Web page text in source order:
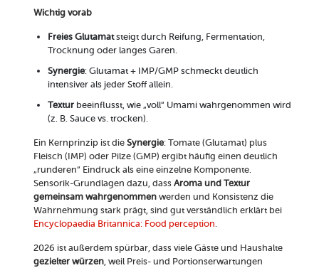
Wichtig vorab
Freies Glutamatsteigt durch Reifung, Fermentation,
Trocknung oder langes Garen.
Synergie: Glutamat + IMP/GMP schmeckt deutlich
intensiver als jeder Stoff allein.
Texturbeeinflusst, wie „voll“ Umami wahrgenommen wird
(z. B. Sauce vs. trocken).
Ein Kernprinzip ist die Synergie: Tomate (Glutamat) plus
Fleisch (IMP) oder Pilze (GMP) ergibt häufig einen deutlich
„runderen“ Eindruck als eine einzelne Komponente.
Sensorik-Grundlagen dazu, dass Aroma und Textur
gemeinsam wahrgenommenwerden und Konsistenz die
Wahrnehmung stark prägt, sind gut verständlich erklärt bei
Encyclopaedia Britannica: Food perception.
2026 ist außerdem spürbar, dass viele Gäste und Haushalte
gezielter würzen, weil Preis- und Portionserwartungen